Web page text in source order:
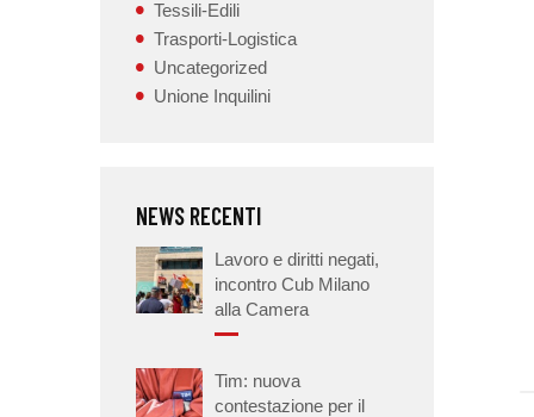
Tessili-Edili
Trasporti-Logistica
Uncategorized
Unione Inquilini
NEWS RECENTI
Lavoro e diritti negati,
incontro Cub Milano
alla Camera
Tim: nuova
contestazione per il